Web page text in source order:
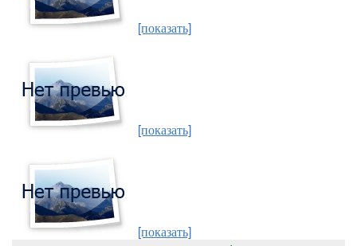
[показать]
[показать]
[показать]